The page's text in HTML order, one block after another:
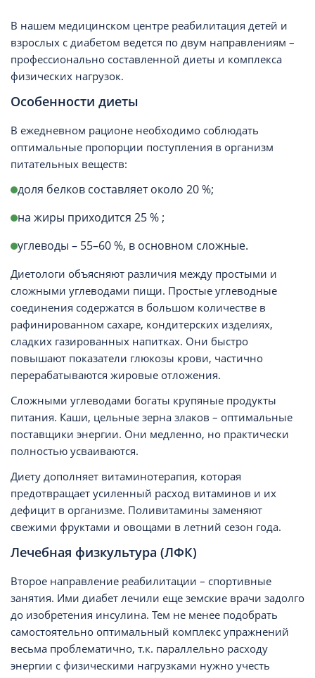
В нашем медицинском центре реабилитация детей и
взрослых с диабетом ведется по двум направлениям –
профессионально составленной диеты и комплекса
физических нагрузок.
Особенности диеты
В ежедневном рационе необходимо соблюдать
оптимальные пропорции поступления в организм
питательных веществ:
доля белков составляет около 20 %;
на жиры приходится 25 % ;
углеводы – 55–60 %, в основном сложные.
Диетологи объясняют различия между простыми и
сложными углеводами пищи. Простые углеводные
соединения содержатся в большом количестве в
рафинированном сахаре, кондитерских изделиях,
сладких газированных напитках. Они быстро
повышают показатели глюкозы крови, частично
перерабатываются жировые отложения.
Сложными углеводами богаты крупяные продукты
питания. Каши, цельные зерна злаков – оптимальные
поставщики энергии. Они медленно, но практически
полностью усваиваются.
Диету дополняет витаминотерапия, которая
предотвращает усиленный расход витаминов и их
дефицит в организме. Поливитамины заменяют
свежими фруктами и овощами в летний сезон года.
Лечебная физкультура (ЛФК)
Второе направление реабилитации – спортивные
занятия. Ими диабет лечили еще земские врачи задолго
до изобретения инсулина. Тем не менее подобрать
самостоятельно оптимальный комплекс упражнений
весьма проблематично, т.к. параллельно расходу
энергии с физическими нагрузками нужно учесть